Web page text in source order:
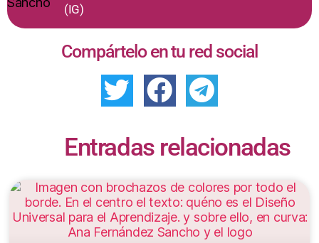
(IG)
Compártelo en tu red social
Entradas relacionadas